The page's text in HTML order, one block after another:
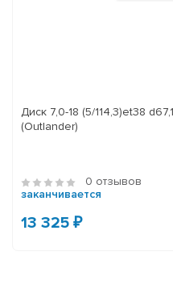
Диск 7,0-18 (5/114,3)et38
(Outlander)
0 отзывов
заканчивается
13 325 ₽